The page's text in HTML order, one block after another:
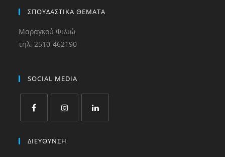
ΣΠΟΥΔΑΣΤΙΚΑ ΘΕΜΑΤΑ
Μαραγκού Φιλιώ
τηλ. 2510-462190
SOCIAL MEDIA
ΔΙΕΥΘΥΝΣΗ